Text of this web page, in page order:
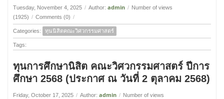
Tuesday, November 4, 2025 / Author: admin / Number of views
(1925) / Comments (0) /
Categories: ทุนนิสิตคณะวิศวกรรมศาสตร์
Tags:
ทุนการศึกษานิสิต คณะวิศวกรรมศาสตร์ ปีการ
ศึกษา 2568 (ประกาศ ณ วันที่ 2 ตุลาคม 2568)
Friday, October 17, 2025 / Author: admin / Number of views